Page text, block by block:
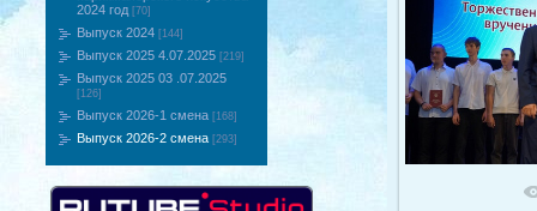
2024 год [70]
Выпуск 2024 [144]
Выпуск 2025 4.07.2025 [219]
Выпуск 2025 03 .07.2025
[126]
Выпуск 2026-1 смена [168]
Выпуск 2026-2 смена [293]
В